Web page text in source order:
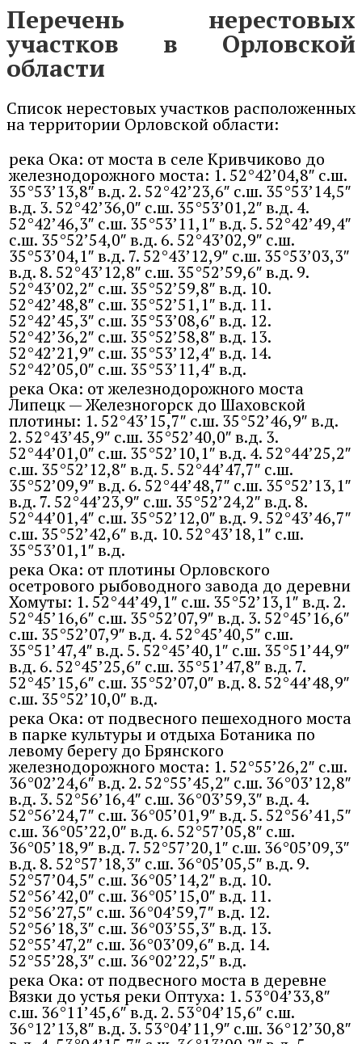
Перечень нерестовых
участков в Орловской
области
Список нерестовых участков расположенных
на территории Орловской области:
река Ока: от моста в селе Кривчиково до
железнодорожного моста: 1. 52°42’04,8″ с.ш.
35°53’13,8″ в.д. 2. 52°42’23,6″ с.ш. 35°53’14,5″
в.д. 3. 52°42’36,0″ с.ш. 35°53’01,2″ в.д. 4.
52°42’46,3″ с.ш. 35°53’11,1″ в.д. 5. 52°42’49,4″
с.ш. 35°52’54,0″ в.д. 6. 52°43’02,9″ с.ш.
35°53’04,1″ в.д. 7. 52°43’12,9″ с.ш. 35°53’03,3″
в.д. 8. 52°43’12,8″ с.ш. 35°52’59,6″ в.д. 9.
52°43’02,2″ с.ш. 35°52’59,8″ в.д. 10.
52°42’48,8″ с.ш. 35°52’51,1″ в.д. 11.
52°42’45,3″ с.ш. 35°53’08,6″ в.д. 12.
52°42’36,2″ с.ш. 35°52’58,8″ в.д. 13.
52°42’21,9″ с.ш. 35°53’12,4″ в.д. 14.
52°42’05,0″ с.ш. 35°53’11,4″ в.д.
река Ока: от железнодорожного моста
Липецк — Железногорск до Шаховской
плотины: 1. 52°43’15,7″ с.ш. 35°52’46,9″ в.д.
2. 52°43’45,9″ с.ш. 35°52’40,0″ в.д. 3.
52°44’01,0″ с.ш. 35°52’10,1″ в.д. 4. 52°44’25,2″
с.ш. 35°52’12,8″ в.д. 5. 52°44’47,7″ с.ш.
35°52’09,9″ в.д. 6. 52°44’48,7″ с.ш. 35°52’13,1″
в.д. 7. 52°44’23,9″ с.ш. 35°52’24,2″ в.д. 8.
52°44’01,4″ с.ш. 35°52’12,0″ в.д. 9. 52°43’46,7″
с.ш. 35°52’42,6″ в.д. 10. 52°43’18,1″ с.ш.
35°53’01,1″ в.д.
река Ока: от плотины Орловского
осетрового рыбоводного завода до деревни
Хомуты: 1. 52°44’49,1″ с.ш. 35°52’13,1″ в.д. 2.
52°45’16,6″ с.ш. 35°52’07,9″ в.д. 3. 52°45’16,6″
с.ш. 35°52’07,9″ в.д. 4. 52°45’40,5″ с.ш.
35°51’47,4″ в.д. 5. 52°45’40,1″ с.ш. 35°51’44,9″
в.д. 6. 52°45’25,6″ с.ш. 35°51’47,8″ в.д. 7.
52°45’15,6″ с.ш. 35°52’07,0″ в.д. 8. 52°44’48,9″
с.ш. 35°52’10,0″ в.д.
река Ока: от подвесного пешеходного моста
в парке культуры и отдыха Ботаника по
левому берегу до Брянского
железнодорожного моста: 1. 52°55’26,2″ с.ш.
36°02’24,6″ в.д. 2. 52°55’45,2″ с.ш. 36°03’12,8″
в.д. 3. 52°56’16,4″ с.ш. 36°03’59,3″ в.д. 4.
52°56’24,7″ с.ш. 36°05’01,9″ в.д. 5. 52°56’41,5″
с.ш. 36°05’22,0″ в.д. 6. 52°57’05,8″ с.ш.
36°05’18,9″ в.д. 7. 52°57’20,1″ с.ш. 36°05’09,3″
в.д. 8. 52°57’18,3″ с.ш. 36°05’05,5″ в.д. 9.
52°57’04,5″ с.ш. 36°05’14,2″ в.д. 10.
52°56’42,0″ с.ш. 36°05’15,0″ в.д. 11.
52°56’27,5″ с.ш. 36°04’59,7″ в.д. 12.
52°56’18,3″ с.ш. 36°03’55,3″ в.д. 13.
52°55’47,2″ с.ш. 36°03’09,6″ в.д. 14.
52°55’28,3″ с.ш. 36°02’22,5″ в.д.
река Ока: от подвесного моста в деревне
Вязки до устья реки Оптуха: 1. 53°04’33,8″
с.ш. 36°11’45,6″ в.д. 2. 53°04’15,6″ с.ш.
36°12’13,8″ в.д. 3. 53°04’11,9″ с.ш. 36°12’30,8″